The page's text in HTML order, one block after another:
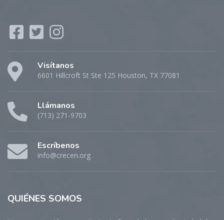
Visítanos
6601 Hillcroft St Ste 125 Houston, TX 77081
Llámanos
(713) 271-9703
Escríbenos
info@crecen.org
QUIÉNES SOMOS